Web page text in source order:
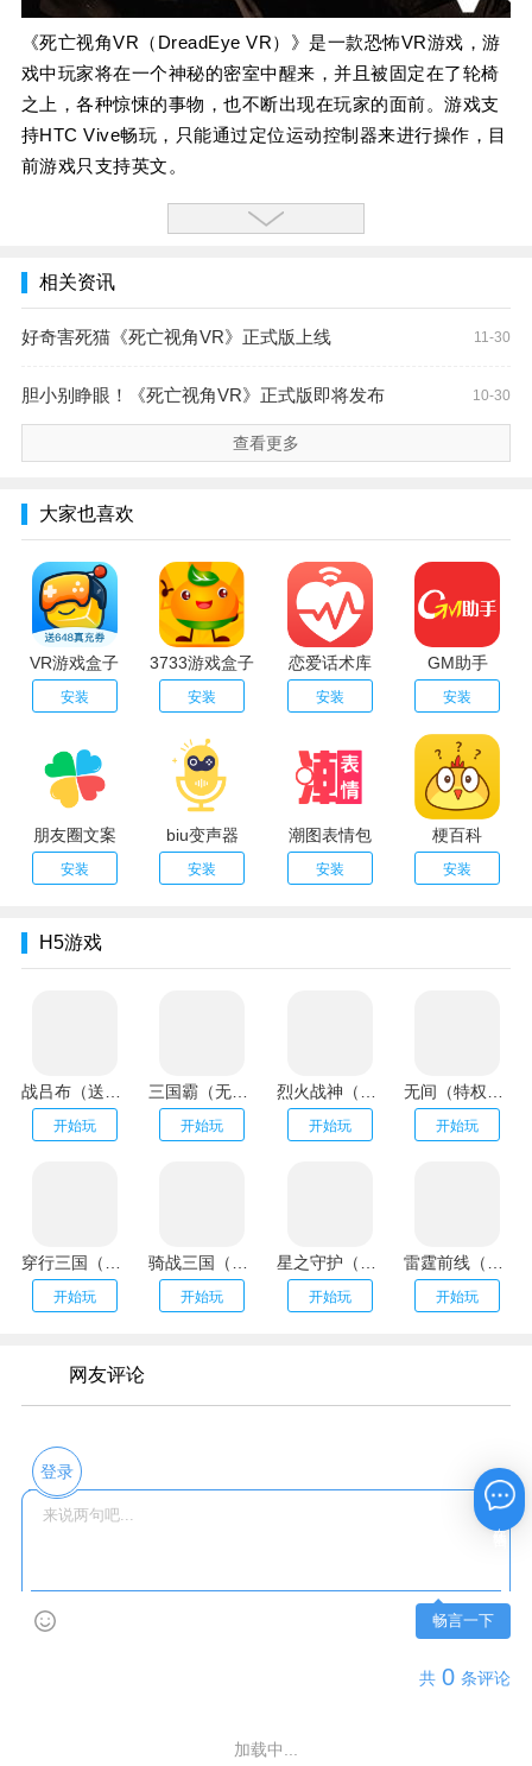
《死亡视角VR（DreadEye VR）》是一款恐怖VR游戏，游
戏中玩家将在一个神秘的密室中醒来，并且被固定在了轮椅
之上，各种惊悚的事物，也不断出现在玩家的面前。游戏支
持HTC Vive畅玩，只能通过定位运动控制器来进行操作，目
前游戏只支持英文。
相关资讯
好奇害死猫《死亡视角VR》正式版上线 11-30
胆小别睁眼！《死亡视角VR》正式版即将发布 10-30
查看更多
大家也喜欢
VR游戏盒子
安装
3733游戏盒子
安装
恋爱话术库
安装
GM助手
安装
朋友圈文案
安装
biu变声器
安装
潮图表情包
安装
梗百科
安装
H5游戏
开始玩 开始玩 开始玩 开始玩
穿行三国（全武将免充）
开始玩
骑战三国（GM刷充金手指）
开始玩
星之守护（神龙送万充）
开始玩
雷霆前线（送传世100万充）
开始玩
网友评论
登录
畅言一下
共 0 条评论
加载中...